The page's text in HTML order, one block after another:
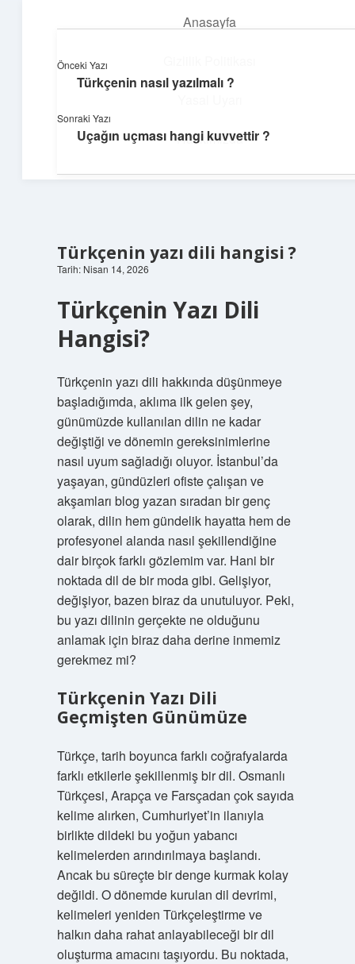
Anasayfa
Hakkımızda
Günlük Hatırlatmalar
Keyifli vakit için kısa ve eğlenceli içerikler.
Türkçenin yazı dili hangisi ?
Tarih: Nisan 14, 2026
Türkçenin Yazı Dili
Hangisi?
Türkçenin yazı dili hakkında düşünmeye
başladığımda, aklıma ilk gelen şey,
günümüzde kullanılan dilin ne kadar
değiştiği ve dönemin gereksinimlerine
nasıl uyum sağladığı oluyor. İstanbul’da
yaşayan, gündüzleri ofiste çalışan ve
akşamları blog yazan sıradan bir genç
olarak, dilin hem gündelik hayatta hem de
profesyonel alanda nasıl şekillendiğine
dair birçok farklı gözlemim var. Hani bir
noktada dil de bir moda gibi. Gelişiyor,
değişiyor, bazen biraz da unutuluyor. Peki,
bu yazı dilinin gerçekte ne olduğunu
anlamak için biraz daha derine inmemiz
gerekmez mi?
Türkçenin Yazı Dili
Geçmişten Günümüze
Türkçe, tarih boyunca farklı coğrafyalarda
farklı etkilerle şekillenmiş bir dil. Osmanlı
Türkçesi, Arapça ve Farsçadan çok sayıda
kelime alırken, Cumhuriyet’in ilanıyla
birlikte dildeki bu yoğun yabancı
kelimelerden arındırılmaya başlandı.
Ancak bu süreçte bir denge kurmak kolay
değildi. O dönemde kurulan dil devrimi,
kelimeleri yeniden Türkçeleştirme ve
halkın daha rahat anlayabileceği bir dil
oluşturma amacını taşıyordu. Bu noktada,
Önceki Yazı
Türkçenin nasıl yazılmalı ?
Sonraki Yazı
Uçağın uçması hangi kuvvettir ?